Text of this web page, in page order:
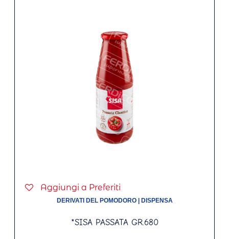
Aggiungi a Preferiti
DERIVATI DEL POMODORO| DISPENSA
*SISA PASSATA GR.680